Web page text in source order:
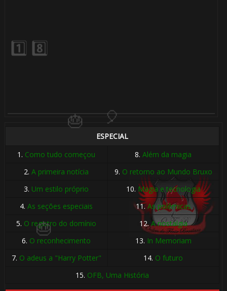
ESPECIAL
1. Como tudo começou 8.Além da magia
2.A primeira notícia 9. O retorno ao Mundo Bruxo
3. Um estilo próprio 10. Magia e tecnologia
4.As seções especiais 11.As polêmicas
5. O registro do domínio 12.A nostalgia
6. O reconhecimento 13. In Memoriam
7. O adeus a "Harry Potter" 14. O futuro
15. OFB, Uma História